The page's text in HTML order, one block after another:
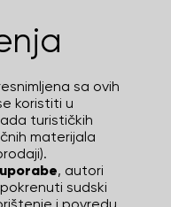
sa ovih
koristiti u
turističkih
materijala
, autori
sudski